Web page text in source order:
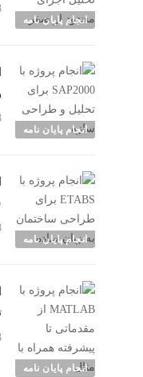
انجام پایان نامه
انجام پایان نامه
انجام پایان نامه
انجام پایان نامه